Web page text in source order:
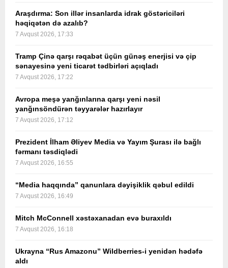
Araşdırma: Son illər insanlarda idrak göstəriciləri
həqiqətən də azalıb?
7 Avqust 2026, 17:33
Tramp Çinə qarşı rəqabət üçün günəş enerjisi və çip
sənayesinə yeni ticarət tədbirləri açıqladı
7 Avqust 2026, 17:22
Avropa meşə yanğınlarına qarşı yeni nəsil
yanğınsöndürən təyyarələr hazırlayır
7 Avqust 2026, 17:12
Prezident İlham Əliyev Media və Yayım Şurası ilə bağlı
fərmanı təsdiqlədi
7 Avqust 2026, 16:55
“Media haqqında” qanunlara dəyişiklik qəbul edildi
7 Avqust 2026, 16:49
Mitch McConnell xəstəxanadan evə buraxıldı
7 Avqust 2026, 16:18
Ukrayna “Rus Amazonu” Wildberries-i yenidən hədəfə
aldı